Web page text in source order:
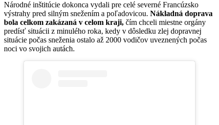
Národné inštitúcie dokonca vydali pre celé severné Francúzsko
výstrahy pred silným snežením a poľadovicou. Nákladná doprava
bola celkom zakázaná v celom kraji, čím chceli miestne orgány
predísť situácii z minulého roka, kedy v dôsledku zlej dopravnej
situácie počas sneženia ostalo až 2000 vodičov uveznených počas
noci vo svojich autách.